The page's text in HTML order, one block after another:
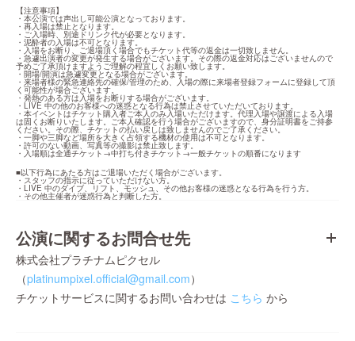
【注意事項】
・本公演では声出し可能公演となっております。
・再⼊場は禁⽌となります。
・ご⼊場時、別途ドリンク代が必要となります。
・泥酔者の⼊場は不可となります。
・⼊場をお断り、ご退場頂く場合でもチケット代等の返⾦は⼀切致しません。
・急遽出演者の変更が発⽣する場合がございます。その際の返⾦対応はございませんので
予めご了承頂けますようご理解の程宜しくお願い致します。
・開場/開演は急遽変更となる場合がございます。
・来場者様の緊急連絡先の確保/管理のため、⼊場の際に来場者登録フォームに登録して頂
く可能性が場合ございます。
・発熱のある⽅は⼊場をお断りする場合がございます。
・LIVE 中の他のお客様への迷惑となる⾏為は禁⽌させていただいております。
・本イベントはチケット購入者ご本人のみ入場いただけます。代理入場や譲渡による入場
は固くお断りいたします。ご本人確認を行う場合がございますので、身分証明書をご持参
ください。その際、チケットの払い戻しは致しませんのでご了承ください。
・一脚や三脚など場所を大きく占領する機材の使用は不可となります。
・許可のない動画、写真等の撮影は禁止致します。
・入場順は全通チケット→中打ち付きチケット→一般チケットの順番になります
■以下⾏為にあたる⽅はご退場いただく場合がございます。
・スタッフの指⽰に従っていただけない⽅。
・LIVE 中のダイブ、リフト、モッシュ、その他お客様の迷惑となる⾏為を⾏う⽅。
・その他主催者が迷惑行為と判断した方。
公演に関するお問合せ先
株式会社プラチナムピクセル
（platinumpixel.official@gmail.com）
チケットサービスに関するお問い合わせは こちら から